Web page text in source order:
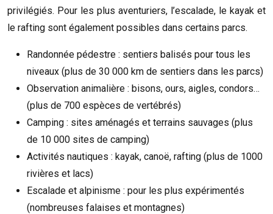
privilégiés. Pour les plus aventuriers, l’escalade, le kayak et
le rafting sont également possibles dans certains parcs.
Randonnée pédestre : sentiers balisés pour tous les
niveaux (plus de 30 000 km de sentiers dans les parcs)
Observation animalière : bisons, ours, aigles, condors…
(plus de 700 espèces de vertébrés)
Camping : sites aménagés et terrains sauvages (plus
de 10 000 sites de camping)
Activités nautiques : kayak, canoë, rafting (plus de 1000
rivières et lacs)
Escalade et alpinisme : pour les plus expérimentés
(nombreuses falaises et montagnes)